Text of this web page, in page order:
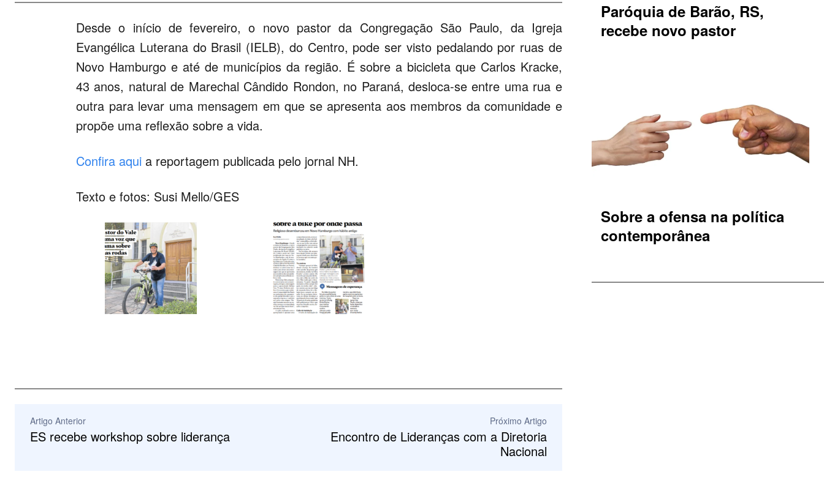
Desde o início de fevereiro, o novo pastor da Congregação São Paulo, da Igreja
Evangélica Luterana do Brasil (IELB), do Centro, pode ser visto pedalando por ruas de
Novo Hamburgo e até de municípios da região. É sobre a bicicleta que Carlos Kracke,
43 anos, natural de Marechal Cândido Rondon, no Paraná, desloca-se entre uma rua e
outra para levar uma mensagem em que se apresenta aos membros da comunidade e
propõe uma reflexão sobre a vida.
Confira aqui a reportagem publicada pelo jornal NH.
Texto e fotos: Susi Mello/GES
Artigo Anterior
ES recebe workshop sobre liderança
Próximo Artigo
Encontro de Lideranças com a Diretoria
Nacional
Paróquia de Barão, RS,
recebe novo pastor
Sobre a ofensa na política
contemporânea